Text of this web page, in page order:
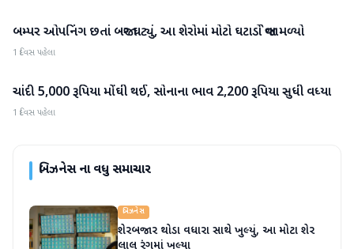
બિઝનેસ
બમ્પર ઓપનિંગ છતાં બજાર ઘટ્યું, આ શેરોમાં મોટો ઘટાડો જોવા મળ્યો
1 દિવસ પહેલા
બિઝનેસ
ચાંદી 5,000 રૂપિયા મોંઘી થઈ, સોનાના ભાવ 2,200 રૂપિયા સુધી વધ્યા
1 દિવસ પહેલા
બિઝનેસના વધુ સમાચાર
બિઝનેસ
શેરબજાર થોડા વધારા સાથે ખુલ્યું, આ મોટા શેર